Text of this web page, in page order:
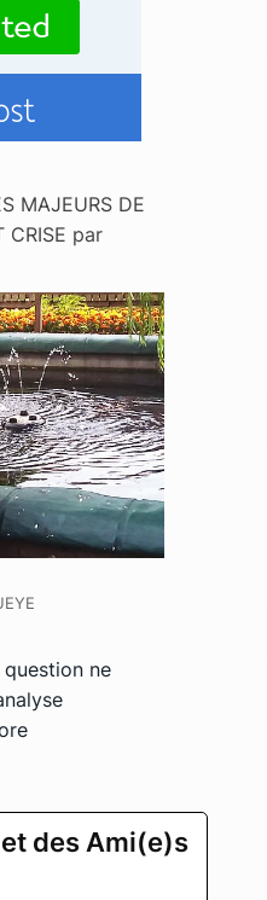
MAJEURS DE
CRISE par
question ne
des Ami(e)s